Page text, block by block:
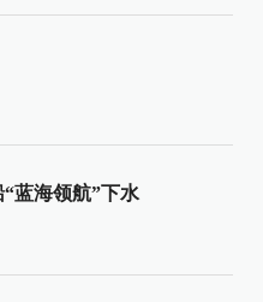
蓝海领航”下水